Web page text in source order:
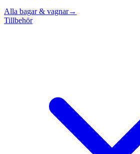
Alla bagar & vagnar→
Tillbehör